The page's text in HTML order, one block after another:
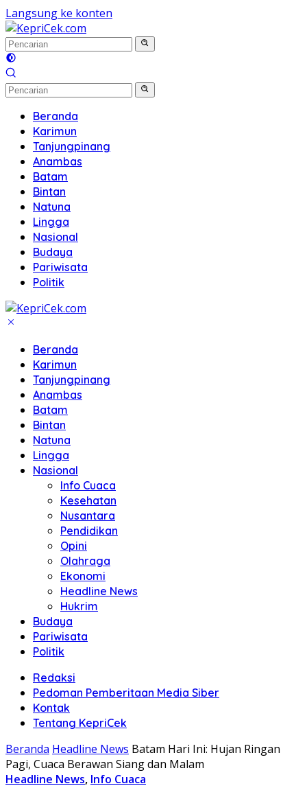
Langsung ke konten
Beranda
Karimun
Tanjungpinang
Anambas
Batam
Bintan
Natuna
Lingga
Nasional
Budaya
Pariwisata
Politik
Beranda
Karimun
Tanjungpinang
Anambas
Batam
Bintan
Natuna
Lingga
Nasional
Info Cuaca
Kesehatan
Nusantara
Pendidikan
Opini
Olahraga
Ekonomi
Headline News
Hukrim
Budaya
Pariwisata
Politik
Redaksi
Pedoman Pemberitaan Media Siber
Kontak
Tentang KepriCek
Beranda Headline News Batam Hari Ini: Hujan Ringan
Pagi, Cuaca Berawan Siang dan Malam
Headline News, Info Cuaca